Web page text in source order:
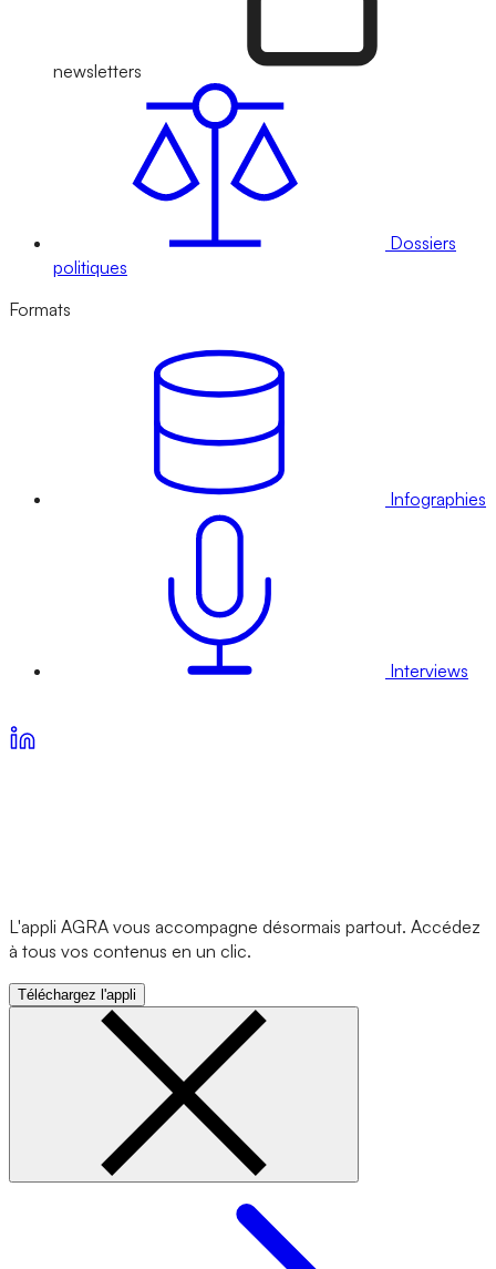
newsletters
Dossiers
politiques
Formats
Infographies
Interviews
L'appli AGRA vous accompagne désormais partout. Accédez
à tous vos contenus en un clic.
Téléchargez l'appli